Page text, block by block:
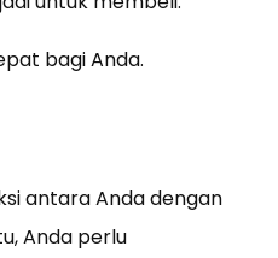
bagi Anda.
antara Anda dengan
Anda perlu